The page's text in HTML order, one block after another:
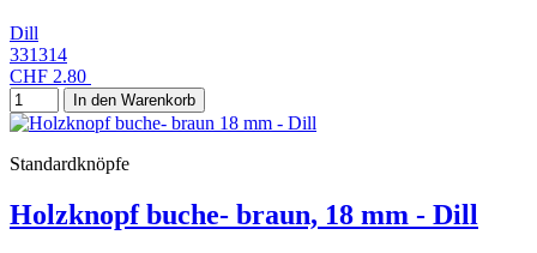
Dill
331314
CHF 2.80
In den Warenkorb
Standardknöpfe
Holzknopf buche- braun, 18 mm - Dill